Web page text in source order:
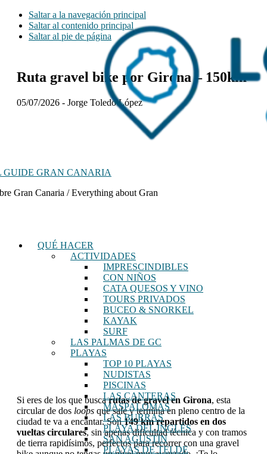
Saltar a la navegación principal
Saltar al contenido principal
Saltar al pie de página
GUIDE GRAN CANARIA
Gran Canaria / Everything about Gran
QUÉ HACER
ACTIVIDADES
IMPRESCINDIBLES
CON NIÑOS
CATA QUESOS Y VINO
TOURS PRIVADOS
BUCEO & SNORKEL
KAYAK
SURF
LAS PALMAS DE GC
PLAYAS
TOP 10 PLAYAS
NUDISTAS
PISCINAS
LAS CANTERAS
MASPALOMAS
LAS BURRAS
PLAYA DEL INGLÉS
SAN AGUSTÍN
PLAYAS DE TELDE
Ruta gravel bike por Girona – 150km
05/07/2026 - Jorge Toledo López
Si eres de los que buscarutas de gravel en Girona, esta
circular de dos loops que sale y termina en pleno centro de la
ciudad te va a encantar. Son149 km repartidos en dos
vueltas circulares, sin apenas dificultad técnica y con tramos
de tierra rapidísimos, perfectos para recorrer con una gravel